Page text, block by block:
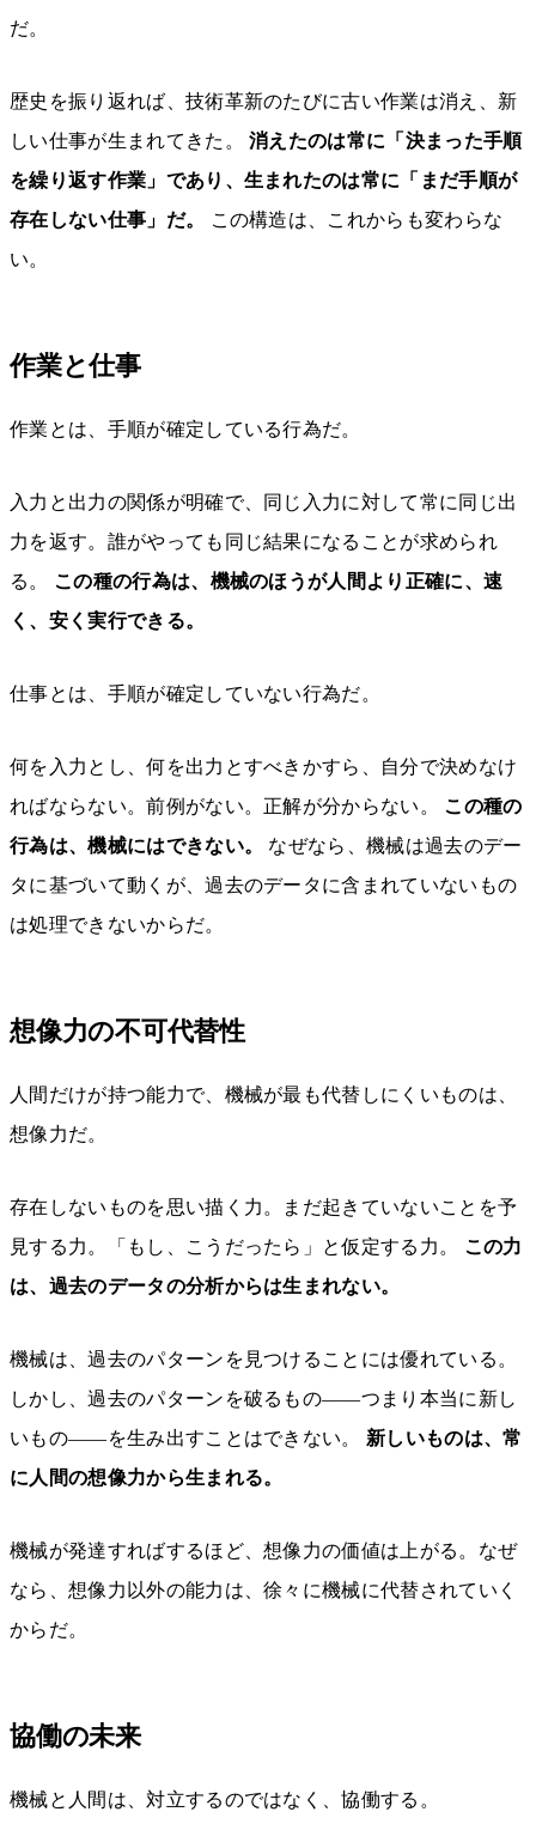
だ。
歴史を振り返れば、技術革新のたびに古い作業は消え、新
しい仕事が生まれてきた。消えたのは常に「決まった手順
を繰り返す作業」であり、生まれたのは常に「まだ手順が
存在しない仕事」だ。
この構造は、これからも変わらな
い。
作業と仕事
作業とは、手順が確定している行為だ。
入力と出力の関係が明確で、同じ入力に対して常に同じ出
力を返す。誰がやっても同じ結果になることが求められ
る。 この種の行為は、機械のほうが人間より正確に、速
く、安く実行できる。
仕事とは、手順が確定していない行為だ。
何を入力とし、何を出力とすべきかすら、自分で決めなけ
ればならない。前例がない。正解が分からない。 この種の
行為は、機械にはできない。
なぜなら、機械は過去のデー
タに基づいて動くが、過去のデータに含まれていないもの
は処理できないからだ。
想像力の不可代替性
人間だけが持つ能力で、機械が最も代替しにくいものは、
想像力だ。
存在しないものを思い描く力。まだ起きていないことを予
見する力。「もし、こうだったら」と仮定する力。 この力
は、過去のデータの分析からは生まれない。
機械は、過去のパターンを見つけることには優れている。
しかし、過去のパターンを破るもの——つまり本当に新し
いもの——を生み出すことはできない。 新しいものは、常
に人間の想像力から生まれる。
機械が発達すればするほど、想像力の価値は上がる。なぜ
なら、想像力以外の能力は、徐々に機械に代替されていく
からだ。
協働の未来
機械と人間は、対立するのではなく、協働する。